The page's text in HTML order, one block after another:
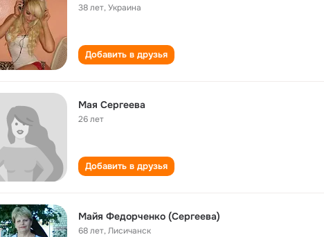
38 лет,Украина
Добавить в друзья
Мая Сергеева
26 лет
Добавить в друзья
Майя Федорченко (Сергеева)
68 лет,Лисичанск